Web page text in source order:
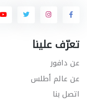
تعرّف علينا
عن دافور
عن عالم أطلس
اتصل بنا